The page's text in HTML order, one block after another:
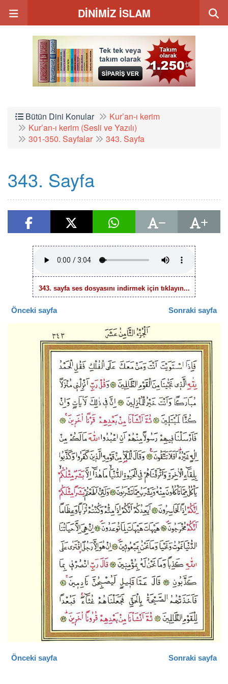
DİNİMİZ İSLAM
Bütün Dini Konular
Kur’an-ı kerim
Kur’an-ı kerim (Sesli ve Yazılı)
301-350. Sayfalar
343. Sayfa
343. Sayfa
343. sayfa ses dosyasını indirmek için tıklayın...
Önceki sayfa Sonraki sayfa
Önceki sayfa Sonraki sayfa